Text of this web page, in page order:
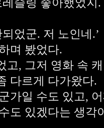
레슬링 좋아했었
었군. 저 노인네.’
며 봤었다.
고, 그저 영화 속
다르게 다가왔다.
가일 수도 있고,
도 있겠다는 생각